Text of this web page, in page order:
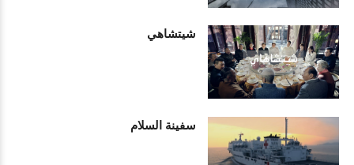
شيتشاهي
سفينة السلام